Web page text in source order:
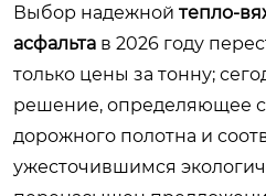
Выбор надежной тепло-
асфальта в 2026 году
только цены за тонну;
решение, определяющее
дорожного полотна и
ужесточившимся